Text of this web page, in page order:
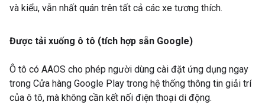
và kiểu, vẫn nhất quán trên tất cả các xe tương thích.
Được tải xuống ô tô (tích hợp sẵn Google)
Ô tô có AAOS cho phép người dùng cài đặt ứng dụng ngay
trong Cửa hàng Google Play trong hệ thống thông tin giải trí
của ô tô, mà không cần kết nối điện thoại di động.